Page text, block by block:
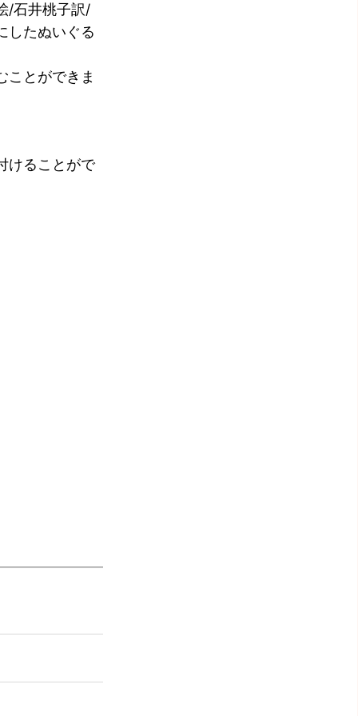
/石井桃子訳/
したぬいぐる
ことができま
けることがで